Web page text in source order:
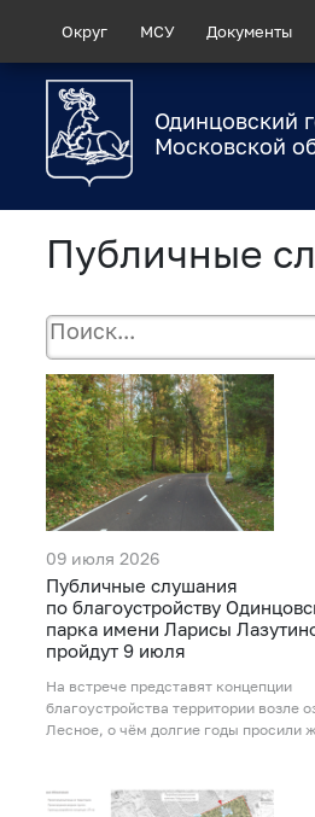
Округ МСУ Документы
Одинцовский
Московской
Публичные
09 июля 2026
Публичные слушания
по благоустройству
парка имени Ларисы
пройдут 9 июля
На встрече представят концепции
благоустройства территории возле
Лесное, о чём долгие годы просили